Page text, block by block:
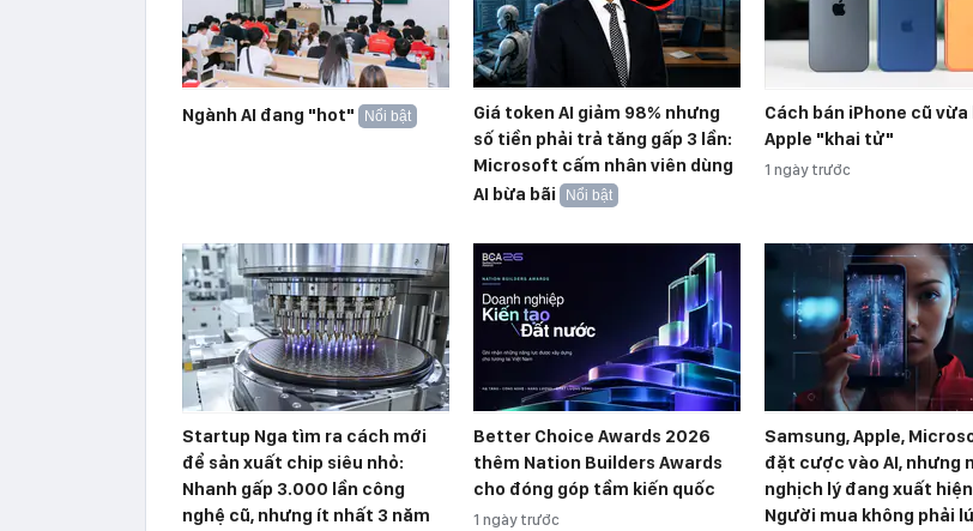
Ngành AI đang "hot" Nổi bật
Giá token AI giảm 98% nhưng
số tiền phải trả tăng gấp 3 lần:
Microsoft cấm nhân viên dùng
AI bừa bãi
Nổi bật
Cách bán iPhone cũ vừa
Apple "khai tử"
1 ngày trước
Startup Nga tìm ra cách mới
để sản xuất chip siêu nhỏ:
Nhanh gấp 3.000 lần công
nghệ cũ, nhưng ít nhất 3 năm
Better Choice Awards 2026
thêm Nation Builders Awards
cho đóng góp tầm kiến quốc
1 ngày trước
Samsung, Apple,
đặt cược vào AI, nhưng
nghịch lý đang xuất
Người mua không phải